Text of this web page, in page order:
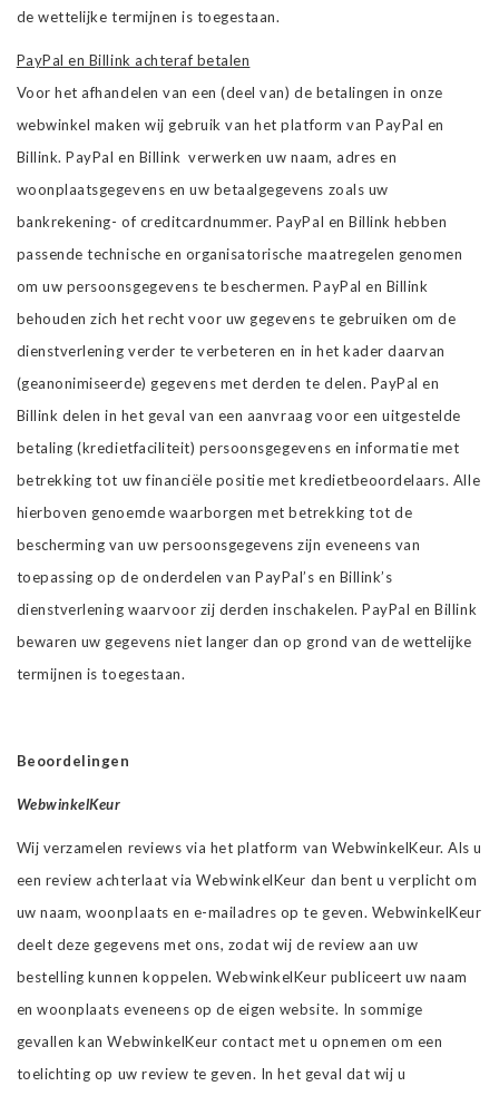
de wettelijke termijnen is toegestaan.
PayPal en Billink achteraf betalen
Voor het afhandelen van een (deel van) de betalingen in onze
webwinkel maken wij gebruik van het platform van PayPal en
Billink. PayPal en Billink verwerken uw naam, adres en
woonplaatsgegevens en uw betaalgegevens zoals uw
bankrekening- of creditcardnummer. PayPal en Billink hebben
passende technische en organisatorische maatregelen genomen
om uw persoonsgegevens te beschermen. PayPal en Billink
behouden zich het recht voor uw gegevens te gebruiken om de
dienstverlening verder te verbeteren en in het kader daarvan
(geanonimiseerde) gegevens met derden te delen. PayPal en
Billink delen in het geval van een aanvraag voor een uitgestelde
betaling (kredietfaciliteit) persoonsgegevens en informatie met
betrekking tot uw financiële positie met kredietbeoordelaars. Alle
hierboven genoemde waarborgen met betrekking tot de
bescherming van uw persoonsgegevens zijn eveneens van
toepassing op de onderdelen van PayPal’s en Billink’s
dienstverlening waarvoor zij derden inschakelen. PayPal en Billink
bewaren uw gegevens niet langer dan op grond van de wettelijke
termijnen is toegestaan.
Beoordelingen
WebwinkelKeur
Wij verzamelen reviews via het platform van WebwinkelKeur. Als u
een review achterlaat via WebwinkelKeur dan bent u verplicht om
uw naam, woonplaats en e-mailadres op te geven. WebwinkelKeur
deelt deze gegevens met ons, zodat wij de review aan uw
bestelling kunnen koppelen. WebwinkelKeur publiceert uw naam
en woonplaats eveneens op de eigen website. In sommige
gevallen kan WebwinkelKeur contact met u opnemen om een
toelichting op uw review te geven. In het geval dat wij u